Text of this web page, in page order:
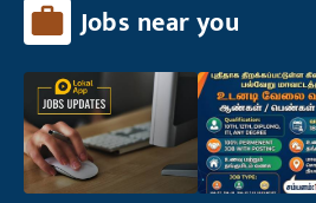
Jobs near you